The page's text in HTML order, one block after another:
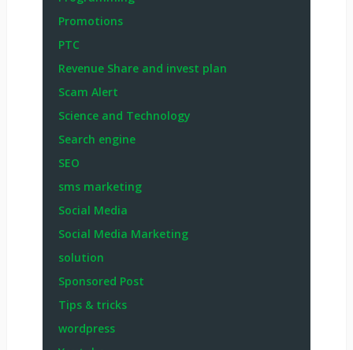
Promotions
PTC
Revenue Share and invest plan
Scam Alert
Science and Technology
Search engine
SEO
sms marketing
Social Media
Social Media Marketing
solution
Sponsored Post
Tips & tricks
wordpress